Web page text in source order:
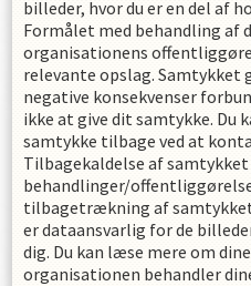
billeder, hvor du er en del af
Formålet med behandling af
organisationens
relevante opslag. Samtykket
negative konsekvenser
ikke at give dit samtykke.
samtykke tilbage ved at
Tilbagekaldelse af
behandlinger/
tilbagetrækning af
er dataansvarlig for de
dig. Du kan læse mere om
organisationen behandler